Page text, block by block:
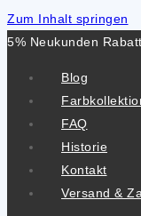
Zum Inhalt springen
5% Neukunden
Blog
FAQ
Historie
Kontakt
Versand &